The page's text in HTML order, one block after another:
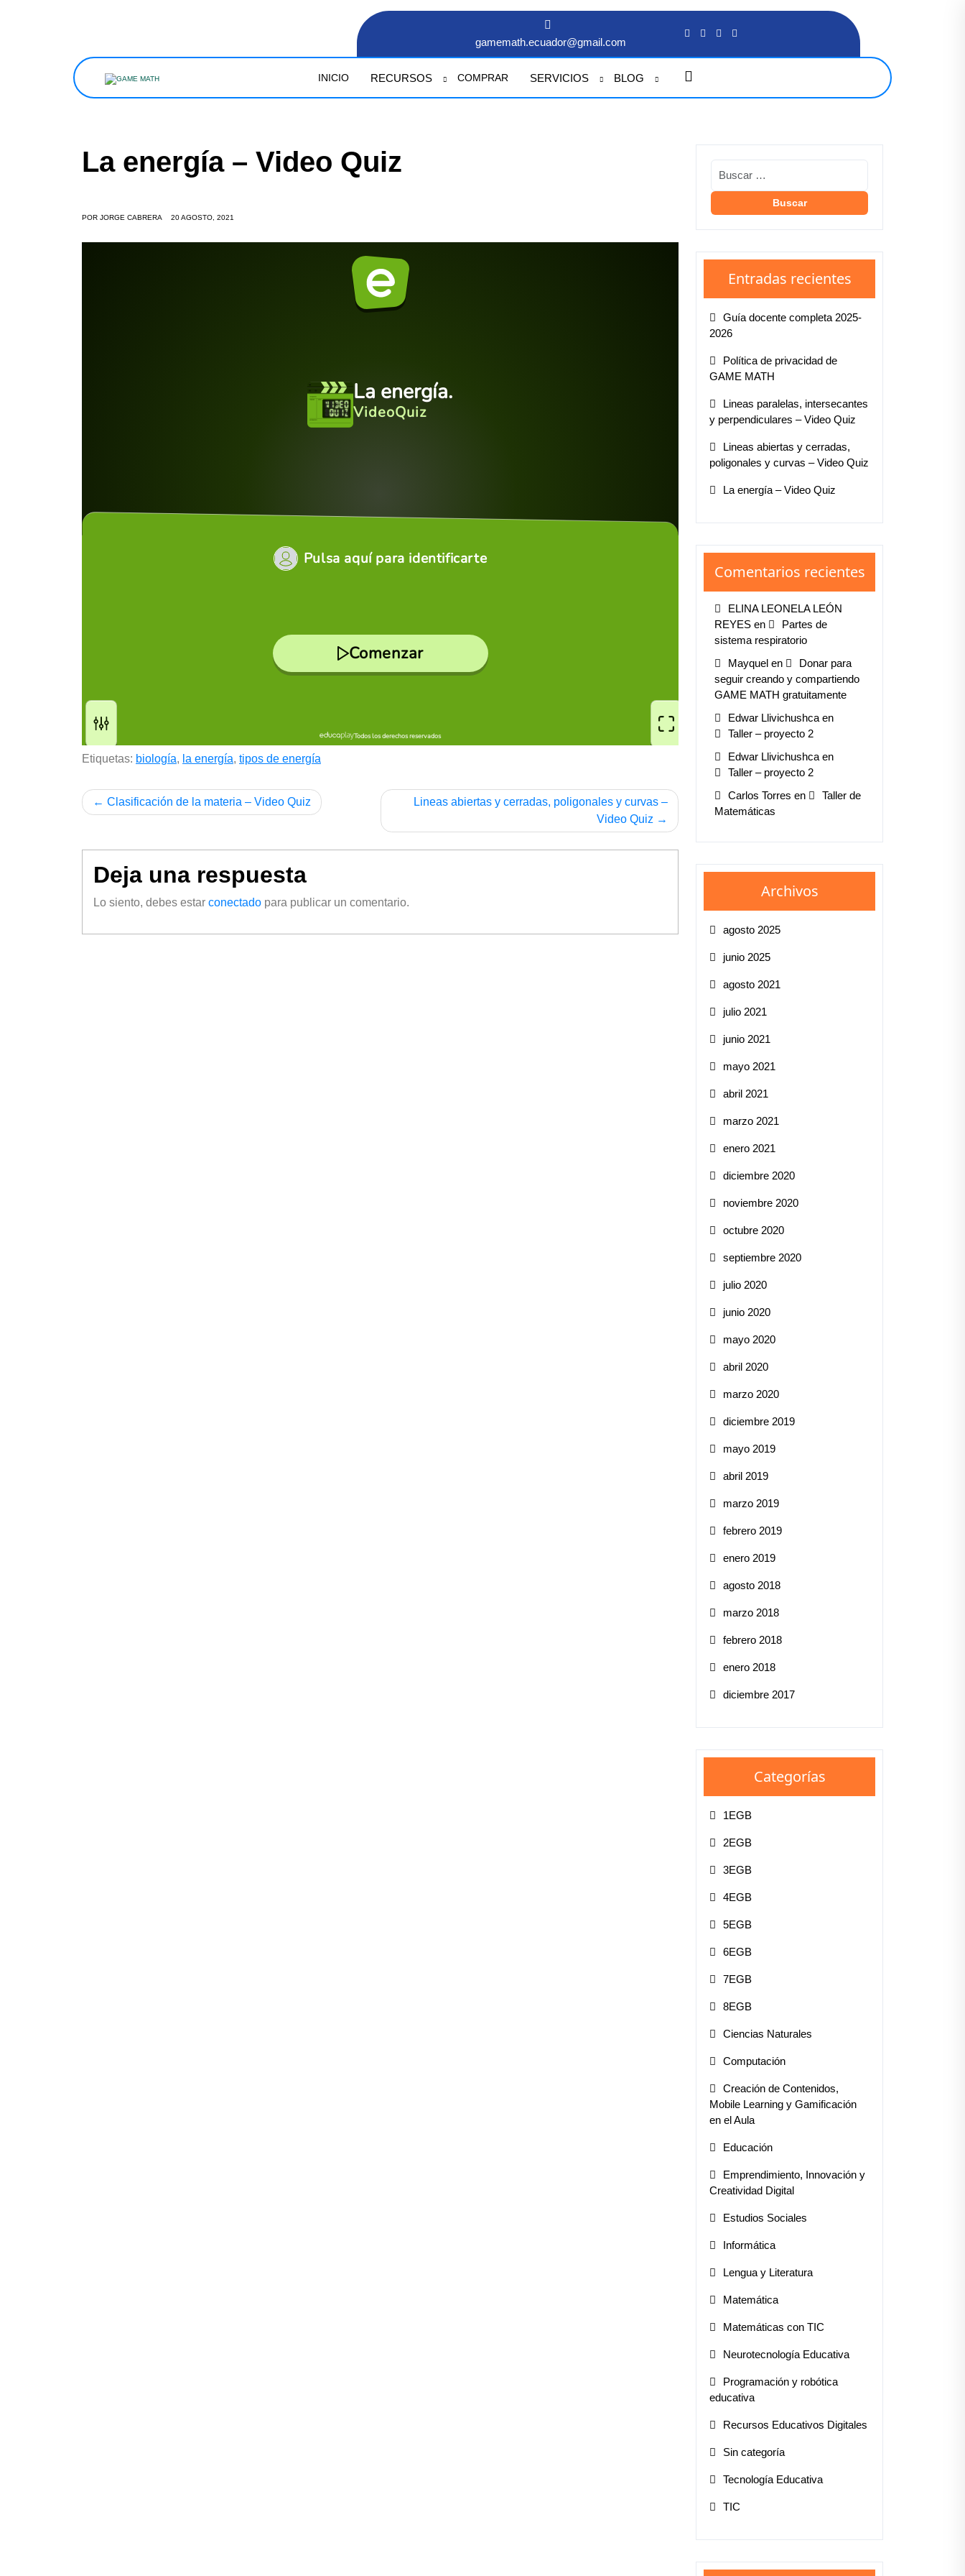
gamemath.ecuador@gmail.com
INICIO RECURSOS COMPRAR SERVICIOS BLOG
La energía – Video Quiz
POR JORGE CABRERA 20 AGOSTO, 2021
Etiquetas: biología, la energía, tipos de energía
Clasificación de la materia – Video Quiz
Lineas abiertas y cerradas, poligonales y curvas –
Video Quiz
Deja una respuesta
Lo siento, debes estar conectado para publicar un comentario.
Entradas recientes
Guía docente completa 2025-
2026
Política de privacidad de
GAME MATH
Lineas paralelas, intersecantes
y perpendiculares – Video Quiz
Lineas abiertas y cerradas,
poligonales y curvas – Video Quiz
La energía – Video Quiz
Comentarios recientes
ELINA LEONELA LEÓN
REYES en
Partes de
sistema respiratorio
Mayquel en
Donar para
seguir creando y compartiendo
GAME MATH gratuitamente
Edwar Llivichushca en
Taller – proyecto 2
Edwar Llivichushca en
Taller – proyecto 2
Carlos Torres en
Taller de
Matemáticas
Archivos
agosto 2025
junio 2025
agosto 2021
julio 2021
junio 2021
mayo 2021
abril 2021
marzo 2021
enero 2021
diciembre 2020
noviembre 2020
octubre 2020
septiembre 2020
julio 2020
junio 2020
mayo 2020
abril 2020
marzo 2020
diciembre 2019
mayo 2019
abril 2019
marzo 2019
febrero 2019
enero 2019
agosto 2018
marzo 2018
febrero 2018
enero 2018
diciembre 2017
Categorías
1EGB
2EGB
3EGB
4EGB
5EGB
6EGB
7EGB
8EGB
Ciencias Naturales
Computación
Creación de Contenidos,
Mobile Learning y Gamificación
en el Aula
Educación
Emprendimiento, Innovación y
Creatividad Digital
Estudios Sociales
Informática
Lengua y Literatura
Matemática
Matemáticas con TIC
Neurotecnología Educativa
Programación y robótica
educativa
Recursos Educativos Digitales
Sin categoría
Tecnología Educativa
TIC